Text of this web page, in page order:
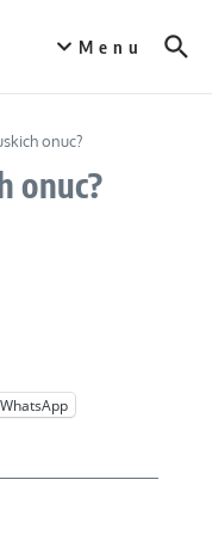
Menu
onuc?
onuc?
WhatsApp